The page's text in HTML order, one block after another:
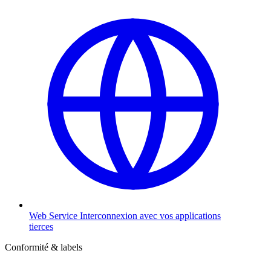
Web Service Interconnexion avec vos applications
tierces
Conformité & labels